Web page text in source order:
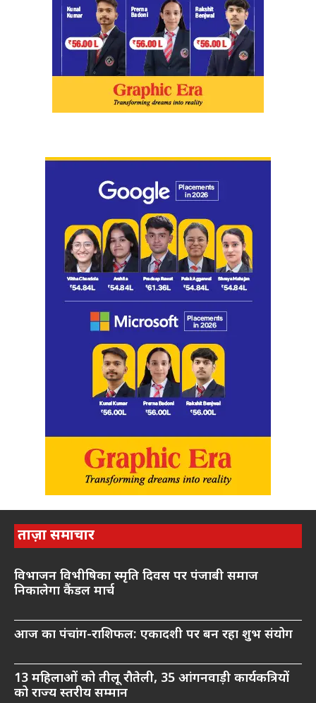
ताज़ा समाचार
विभाजन विभीषिका स्मृति दिवस पर पंजाबी समाज
निकालेगा कैंडल मार्च
आज का पंचांग-राशिफल: एकादशी पर बन रहा शुभ संयोग
13 महिलाओं को तीलू रौतेली, 35 आंगनवाड़ी कार्यकत्रियों
को राज्य स्तरीय सम्मान